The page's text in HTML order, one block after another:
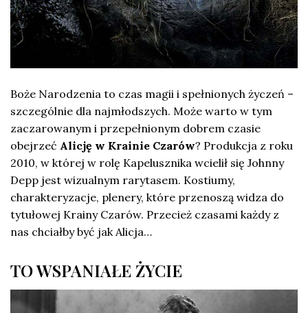
Boże Narodzenia to czas magii i spełnionych życzeń –
szczególnie dla najmłodszych. Może warto w tym
zaczarowanym i przepełnionym dobrem czasie
obejrzeć Alicję w Krainie Czarów? Produkcja z roku
2010, w której w rolę Kapelusznika wcielił się Johnny
Depp jest wizualnym rarytasem. Kostiumy,
charakteryzacje, plenery, które przenoszą widza do
tytułowej Krainy Czarów. Przecież czasami każdy z
nas chciałby być jak Alicja…
TO WSPANIAŁE ŻYCIE